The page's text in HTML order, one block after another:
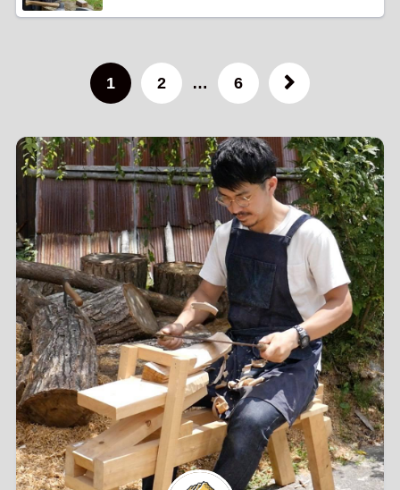
1 2 … 6